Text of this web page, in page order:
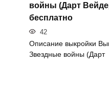
войны (Дарт
бесплатно
42
Описание выкройки
Звездные войны (Дарт